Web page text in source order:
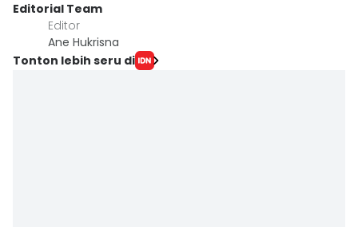
Editorial Team
Editor
Ane Hukrisna
Tonton lebih seru di